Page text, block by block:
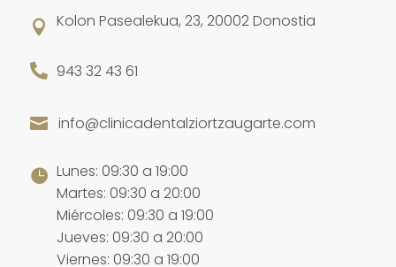
 Kolon Pasealekua, 23, 20002 Donostia
 943 32 43 61
 info@clinicadentalziortzaugarte.com
 Lunes: 09:30 a 19:00
Martes: 09:30 a 20:00
Miércoles: 09:30 a 19:00
Jueves: 09:30 a 20:00
Viernes: 09:30 a 19:00